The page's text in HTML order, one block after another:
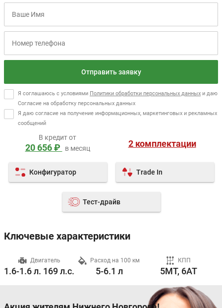
Отправить заявку
Я соглашаюсь с условиями Политики обработки персональных данных и даю
Согласие на обработку персональных данных
Я даю согласие на получение информационных, маркетинговых и рекламных
сообщений
2 комплектации
Конфигуратор Trade In
Тест-драйв
В кредит от
20 656 ₽ в месяц
Ключевые характеристики
Двигатель
1.6-1.6 л. 169 л.с.
Расход на 100 км
5-6.1 л
КПП
5MT, 6AT